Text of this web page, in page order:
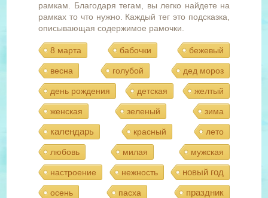
рамкам. Благодаря тегам, вы легко найдете на
рамках то что нужно. Каждый тег это подсказка,
описывающая содержимое рамочки.
8 марта бабочки бежевый
весна голубой дед мороз
день рождения детская желтый
женская зеленый зима
календарь красный лето
любовь милая мужская
настроение нежность новый год
осень пасха
праздник